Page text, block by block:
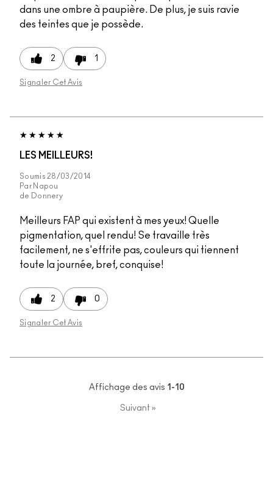
dans une ombre à paupière. De plus, je suis ravie
des teintes que je possède.
2 1
Signaler Cet Avis
LES MEILLEURS!
Soumis 28/03/2014
Par Napou
de
Donnery
Meilleurs FAP qui existent à mes yeux! Quelle
pigmentation, quel rendu! Se travaille très
facilement, ne s'effrite pas, couleurs qui tiennent
toute la journée, bref, conquise!
2 0
Signaler Cet Avis
Affichage des avis 1-10
Suivant »